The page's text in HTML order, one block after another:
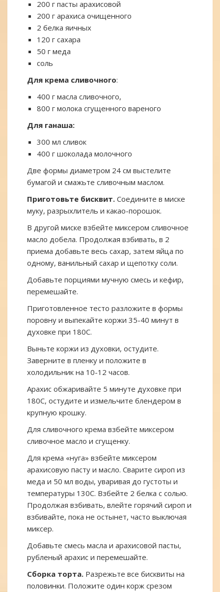
200 г пасты арахисовой
200 г арахиса очищенного
2 белка яичных
120 г сахара
50 г меда
соль
Для крема сливочного:
400 г масла сливочного,
800 г молока сгущенного вареного
Для ганаша:
300 мл сливок
400 г шоколада молочного
Две формы диаметром 24 см выстелите
бумагой и смажьте сливочным маслом.
Приготовьте бисквит. Соедините в миске
муку, разрыхлитель и какао-порошок.
В другой миске взбейте миксером сливочное
масло добела. Продолжая взбивать, в 2
приема добавьте весь сахар, затем яйца по
одному, ванильный сахар и щепотку соли.
Добавьте порциями мучную смесь и кефир,
перемешайте.
Приготовленное тесто разложите в формы
поровну и выпекайте коржи 35-40 минут в
духовке при 180С.
Выньте коржи из духовки, остудите.
Заверните в пленку и положите в
холодильник на 10-12 часов.
Арахис обжаривайте 5 минуте духовке при
180С, остудите и измельчите блендером в
крупную крошку.
Для сливочного крема взбейте миксером
сливочное масло и сгущенку.
Для крема «нуга» взбейте миксером
арахисовую пасту и масло. Сварите сироп из
меда и 50 мл воды, уваривая до густоты и
температуры 130С. Взбейте 2 белка с солью.
Продолжая взбивать, влейте горячий сироп и
взбивайте, пока не остынет, часто выключая
миксер.
Добавьте смесь масла и арахисовой пасты,
рубленый арахис и перемешайте.
Сборка торта. Разрежьте все бисквиты на
половинки. Положите один корж срезом